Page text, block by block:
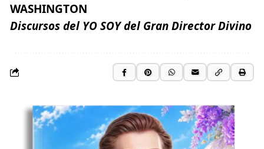
WASHINGTON
Discursos del YO SOY del Gran Director Divino